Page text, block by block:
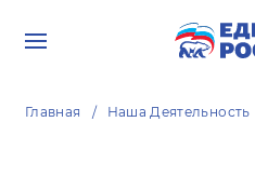
Главная Наша Деятельность